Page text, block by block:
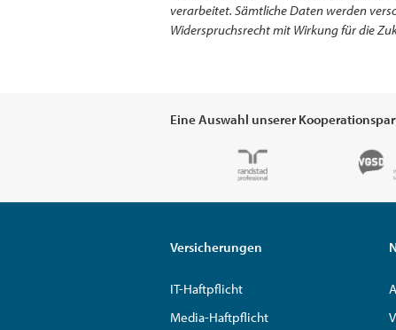
verarbeitet. Sämtliche Daten werden
Widerspruchsrecht mit Wirkung für die
Eine Auswahl unserer
Versicherungen
IT-Haftpflicht
Media-Haftpflicht